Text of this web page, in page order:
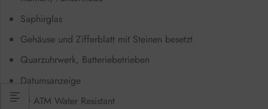
Saphirglas
Gehäuse und Zifferblatt mit Steinen besetzt
Quarzuhrwerk, Batteriebetrieben
Datumsanzeige
10 ATM Water Resistant